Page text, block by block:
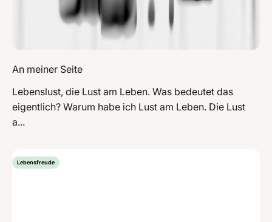
An meiner Seite
Lebenslust, die Lust am Leben. Was bedeutet das
eigentlich? Warum habe ich Lust am Leben. Die Lust
a...
Lebensfreude